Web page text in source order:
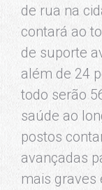
de rua na
contará ao
de suporte
além de 24
todo serão
saúde ao
postos
avançadas
mais graves